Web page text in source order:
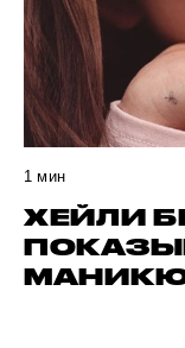
1 мин
ХЕЙЛИ